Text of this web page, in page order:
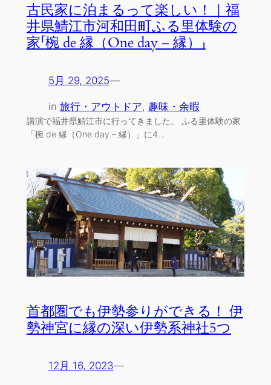
古民家に泊まるって楽しい！｜福
井県鯖江市河和田町ふる里体験の
家「椀 de 縁（One day – 縁）」
5月 29, 2025—
in 旅行・アウトドア, 趣味・余暇
講演で福井県鯖江市に行ってきました。 ふる里体験の家
「椀 de 縁（One day – 縁）」に4…
首都圏でも伊勢参りができる！ 伊
勢神宮に縁の深い伊勢系神社5つ
12月 16, 2023—